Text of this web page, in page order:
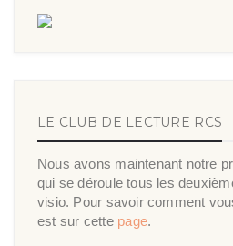
LE CLUB DE LECTURE RCS
Nous avons maintenant notre
qui se déroule tous les
visio. Pour savoir comment
est sur cette page.